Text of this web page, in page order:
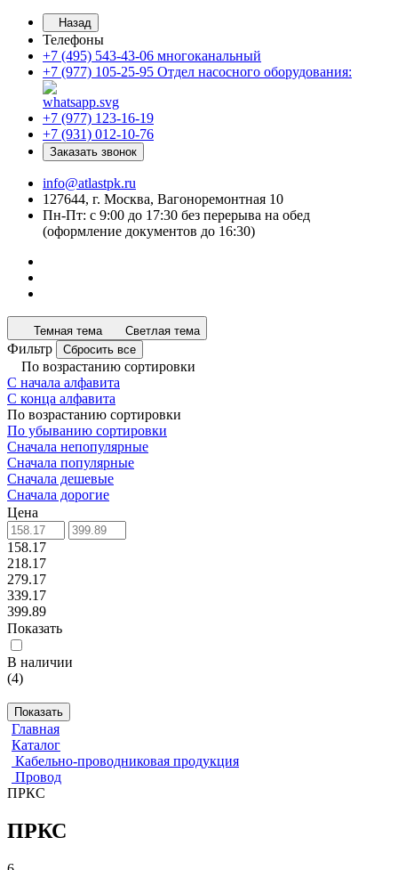
Назад
Телефоны
+7 (495) 543-43-06 многоканальный
+7 (977) 105-25-95 Отдел насосного оборудования:
+7 (977) 123-16-19
+7 (931) 012-10-76
Заказать звонок
info@atlastpk.ru
127644, г. Москва, Вагоноремонтная 10
Пн-Пт: с 9:00 до 17:30 без перерыва на обед
(оформление документов до 16:30)
Темная тема Светлая тема
Фильтр Сбросить все
По возрастанию сортировки
С начала алфавита
С конца алфавита
По возрастанию сортировки
По убыванию сортировки
Сначала непопулярные
Сначала популярные
Сначала дешевые
Сначала дорогие
Цена
158.17
218.17
279.17
339.17
399.89
Показать
В наличии
(4)
Показать
Главная
Каталог
Кабельно-проводниковая продукция
Провод
ПРКС
ПРКС